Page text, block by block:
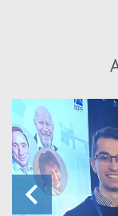
keyboard_arrow_left